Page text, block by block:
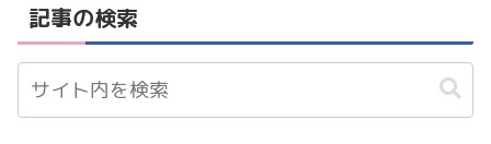
記事の検索